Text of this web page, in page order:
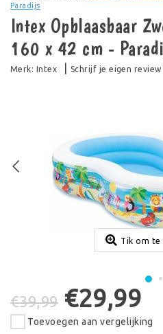
Paradijs
Intex Opblaasbaar
160 x 42 cm -
Merk: Intex Schrijf je eigen review
Tik om te
€39,99 €29,99
Toevoegen aan vergelijking